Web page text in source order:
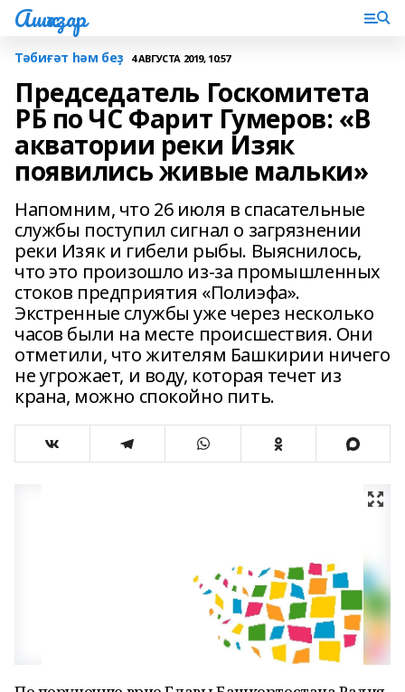
Ашҡаҙар
Тәбиғәт һәм беҙ 4 АВГУСТА 2019, 10:57
Председатель Госкомитета
РБ по ЧС Фарит Гумеров: «В
акватории реки Изяк
появились живые мальки»
Напомним, что 26 июля в спасательные
службы поступил сигнал о загрязнении
реки Изяк и гибели рыбы. Выяснилось,
что это произошло из-за промышленных
стоков предприятия «Полиэфа».
Экстренные службы уже через несколько
часов были на месте происшествия. Они
отметили, что жителям Башкирии ничего
не угрожает, и воду, которая течет из
крана, можно спокойно пить.